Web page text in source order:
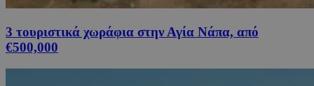
3 τουριστικά χωράφια στην Αγία Νάπα, από
€500,000